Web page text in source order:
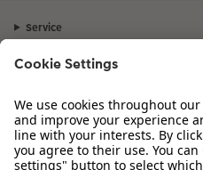
Service
Sortiment